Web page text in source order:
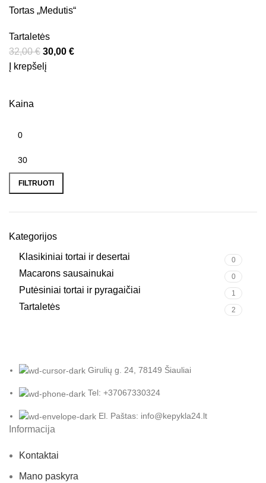
Kaina
Min kaina
Maks kaina
FILTRUOTI
Kategorijos
Klasikiniai tortai ir desertai
0
Macarons sausainukai 0
Putėsiniai tortai ir pyragaičiai 1
Tartaletės 2
Tortas „Medutis“
Tartaletės
32,00€ Original price was: 32,00 €.
30,00 €
Į krepšelį
Girulių g. 24, 78149 Šiauliai
Tel: +37067330324
El. Paštas: info@kepykla24.lt
Informacija
Kontaktai
Mano paskyra